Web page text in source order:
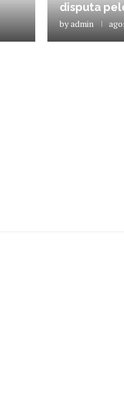
disputa
byadmin